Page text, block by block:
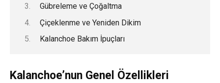
Gübreleme ve Çoğaltma
Çiçeklenme ve Yeniden Dikim
Kalanchoe Bakım İpuçları
Kalanchoe’nun Genel Özellikleri